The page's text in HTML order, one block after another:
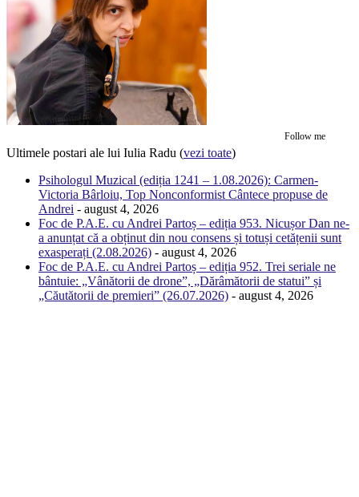
Follow me
Ultimele postari ale lui Iulia Radu (vezi toate)
Psihologul Muzical (ediția 1241 – 1.08.2026): Carmen-
Victoria Bârloiu, Top Nonconformist Cântece propuse de
Andrei - august 4, 2026
Foc de P.A.E. cu Andrei Partoș – ediția 953. Nicușor Dan ne-
a anunțat că a obținut din nou consens și totuși cetățenii sunt
exasperați (2.08.2026) - august 4, 2026
Foc de P.A.E. cu Andrei Partoș – ediția 952. Trei seriale ne
bântuie: „Vânătorii de drone”, „Dărâmătorii de statui” și
„Căutătorii de premieri” (26.07.2026) - august 4, 2026